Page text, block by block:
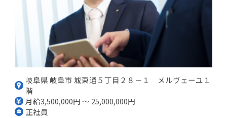
岐阜県 岐阜市 城東通５丁目２８－１ メルヴェーユ１
階
月給3,500,000円 ～ 25,000,000円
正社員